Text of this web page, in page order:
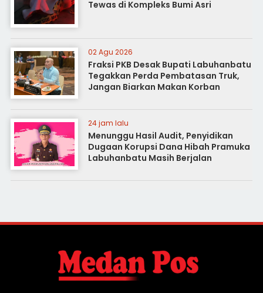
Tewas di Kompleks Bumi Asri
02 Agu 2026
Fraksi PKB Desak Bupati Labuhanbatu
Tegakkan Perda Pembatasan Truk,
Jangan Biarkan Makan Korban
24 jam lalu
Menunggu Hasil Audit, Penyidikan
Dugaan Korupsi Dana Hibah Pramuka
Labuhanbatu Masih Berjalan